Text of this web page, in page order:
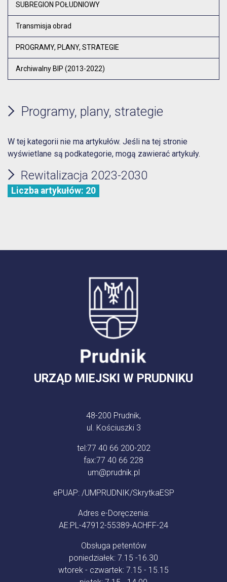
SUBREGION POŁUDNIOWY
Transmisja obrad
PROGRAMY, PLANY, STRATEGIE
Archiwalny BIP (2013-2022)
Programy, plany, strategie
W tej kategorii nie ma artykułów. Jeśli na tej stronie
wyświetlane są podkategorie, mogą zawierać artykuły.
Rewitalizacja 2023-2030
Liczba artykułów: 20
URZĄD MIEJSKI W PRUDNIKU
48-200 Prudnik,
ul. Kościuszki 3
tel:77 40 66 200-202
fax:77 40 66 228
um@prudnik.pl
ePUAP: /UMPRUDNIK/SkrytkaESP
Adres e-Doręczenia:
AE:PL-47912-55389-ACHFF-24
Obsługa petentów
poniedziałek: 7.15 -16.30
wtorek - czwartek: 7.15 - 15.15